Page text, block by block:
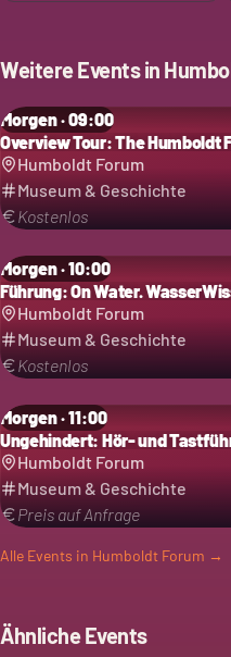
Weitere Events in
Morgen · 09:00
Overview Tour: The Humboldt
Humboldt Forum
Museum & Geschichte
Kostenlos
Morgen · 10:00
Führung: On Water.
Humboldt Forum
Museum & Geschichte
Kostenlos
Morgen · 11:00
Ungehindert: Hör- und
Humboldt Forum
Museum & Geschichte
Preis auf Anfrage
Alle Events in Humboldt Forum →
Ähnliche Events